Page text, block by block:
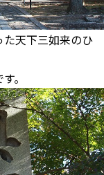
天下三如来のひ
。